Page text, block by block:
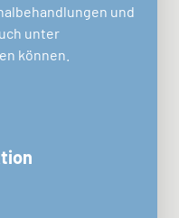
und
unter
können.